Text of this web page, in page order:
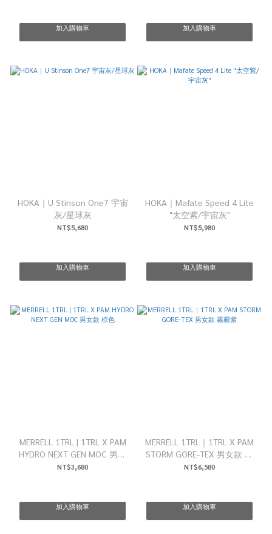
加入購物車 加入購物車
HOKA｜U Stinson One7 宇宙
灰/星球灰
NT$5,680
加入購物車
HOKA｜Mafate Speed 4 Lite
"太空紫/宇宙灰"
NT$5,980
加入購物車
MERRELL 1TRL | 1TRL X PAM
HYDRO NEXT GEN MOC 男女
款 棕色
NT$3,680
加入購物車
MERRELL 1TRL｜1TRL X PAM
STORM GORE-TEX 男女款 霧
霾紫
NT$6,580
加入購物車